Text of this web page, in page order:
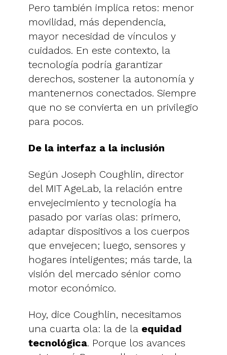
Pero también implica retos: menor
movilidad, más dependencia,
mayor necesidad de vínculos y
cuidados. En este contexto, la
tecnología podría garantizar
derechos, sostener la autonomía y
mantenernos conectados. Siempre
que no se convierta en un privilegio
para pocos.
De la interfaz a la inclusión
Según Joseph Coughlin, director
del MIT AgeLab, la relación entre
envejecimiento y tecnología ha
pasado por varias olas: primero,
adaptar dispositivos a los cuerpos
que envejecen; luego, sensores y
hogares inteligentes; más tarde, la
visión del mercado sénior como
motor económico.
Hoy, dice Coughlin, necesitamos
una cuarta ola: la de la equidad
tecnológica. Porque los avances